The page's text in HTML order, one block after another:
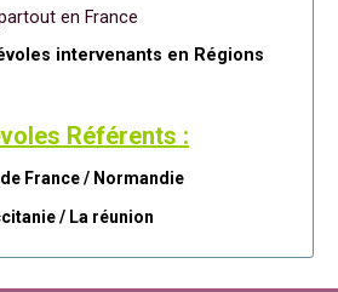
en France
intervenants en Régions
Référents :
France / Normandie
/ La réunion